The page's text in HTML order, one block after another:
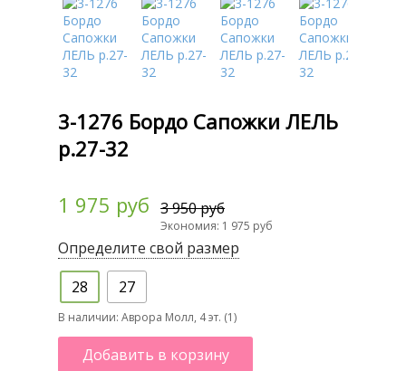
3-1276 Бордо Сапожки ЛЕЛЬ
р.27-32
1 975 руб 3 950 руб
Экономия: 1 975 руб
Определите свой размер
28
27
В наличии: Аврора Молл, 4 эт. (1)
Добавить в корзину